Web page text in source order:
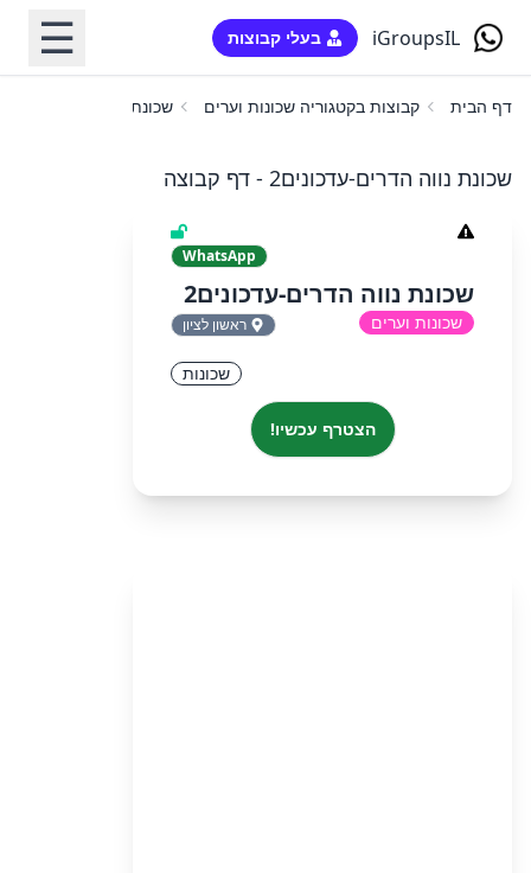
iGroupsIL בעלי קבוצות ☰
דף הבית קבוצות בקטגוריה שכונות וערים שכונת נווה הדרים-
שכונת נווה הדרים-עדכונים2 - דף קבוצה
WhatsApp
שכונת נווה הדרים-עדכונים2
שכונות וערים ראשון לציון
שכונות
הצטרף עכשיו!